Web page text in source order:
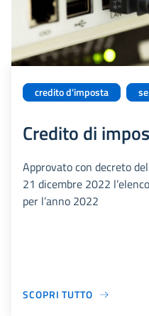
credito d'imposta
Credito di
Approvato con decreto
21 dicembre 2022
per l’anno 2022
SCOPRI TUTTO